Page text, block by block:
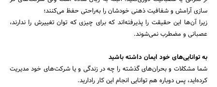
جستجو
سازی آرامش و شفافیت ذهنی خودشان را به‌راحتی حفظ می‌کنند؛
زیرا آن‌ها این حقیقت را پذیرفته‌اند که برای چیزی که توان تغییرش را ندارند،
عصبانی و مضطرب نمی‌شوند.
به توانایی‌های خود ایمان داشته باشید
شما مشکلات و بحران‌های گذشته را چه در زندگی و یا شرکت‌های خود مدیریت
کرده‌اید، پس دوباره هم توانایی انجام این کار رادارید.